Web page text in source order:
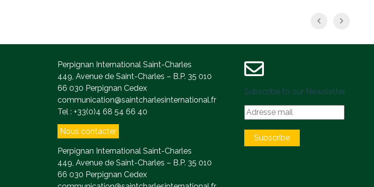
Perpignan International Saint-Charles
449, Avenue de Saint-Charles – B.P. 35 010
66 030 Perpignan Cedex
communication@saintcharlesinternational.fr
Tel : +33(0)4 68 54 66 40
Nous contacter
Perpignan International Saint-Charles
449, Avenue de Saint-Charles – B.P. 35 010
66 030 Perpignan Cedex
Subscribe to our Newsletter
Subscribe